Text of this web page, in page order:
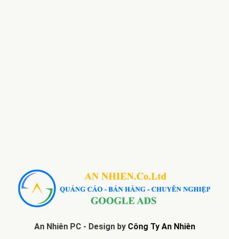
An Nhiên PC - Design by Công Ty An Nhiên